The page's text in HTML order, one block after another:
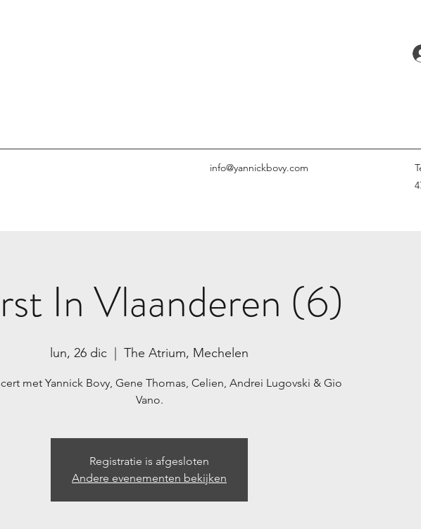
info@yannickbovy.com
In Vlaanderen (6)
lun, 26 dic The Atrium, Mechelen
met Yannick Bovy, Gene Thomas, Celien, Andrei Lugovski & Gio
Vano.
Registratie is afgesloten
Andere evenementen bekijken